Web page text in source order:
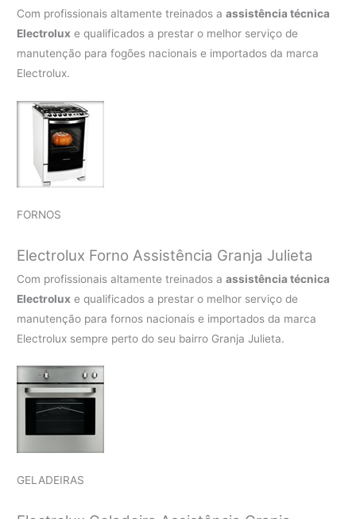
Com profissionais altamente treinados aassistência técnica
Electrolux e qualificados a prestar o melhor serviço de
manutenção para fogões nacionais e importados da marca
Electrolux.
FORNOS
Electrolux Forno Assistência Granja Julieta
Com profissionais altamente treinados aassistência técnica
Electrolux e qualificados a prestar o melhor serviço de
manutenção para fornos nacionais e importados da marca
Electrolux sempre perto do seu bairro Granja Julieta.
GELADEIRAS